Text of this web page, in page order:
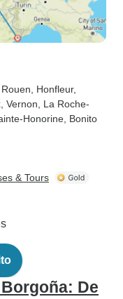
, Rouen , Honfleur,
, Vernon , La Roche-
Honorine , Bonito
& Tours
De